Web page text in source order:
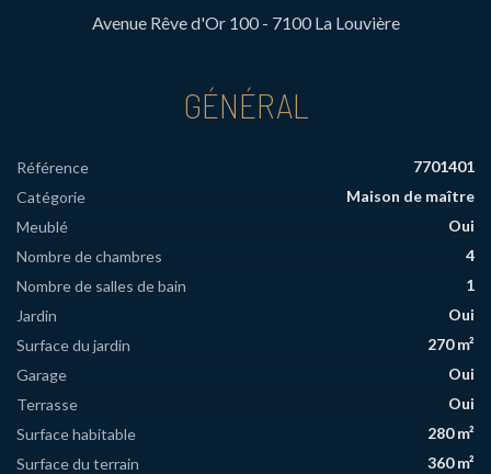
Avenue Rêve d'Or 100 - 7100 La Louvière
GÉNÉRAL
Référence
7701401
Catégorie
Maison de maître
Meublé
Oui
Nombre de chambres
4
Nombre de salles de bain
1
Jardin
Oui
Surface du jardin
270 m²
Garage
Oui
Terrasse
Oui
Surface habitable
280 m²
Surface du terrain
360 m²